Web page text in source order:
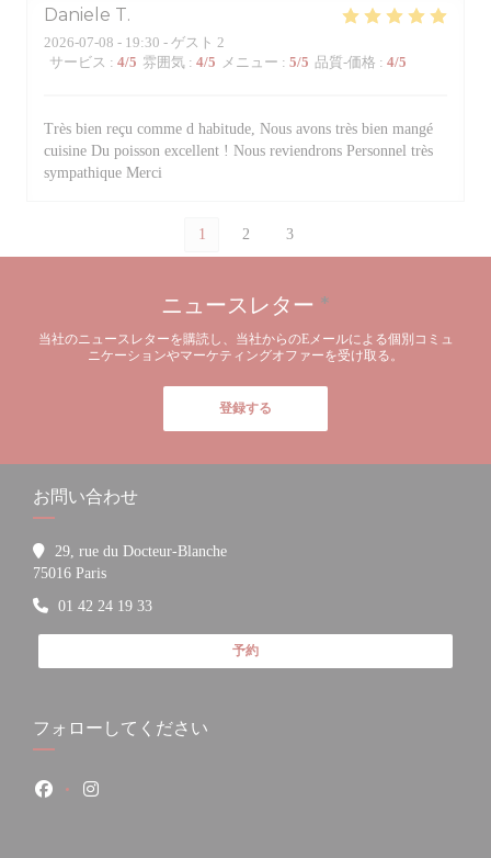
Daniele T
2026-07-08 - 19:30 - ゲスト 2
サービス : 4/5 雰囲気 : 4/5 メニュー : 5/5 品質-価格 : 4/5
Très bien reçu comme d habitude, Nous avons très bien mangé
cuisine Du poisson excellent ! Nous reviendrons Personnel très
sympathique Merci
1 2 3
ニュースレター *
当社のニュースレターを購読し、当社からのEメールによる個別コミュ
ニケーションやマーケティングオファーを受け取る。
登録する
お問い合わせ
29, rue du Docteur-Blanche
75016 Paris((新しいウィンドウで開きます))
01 42 24 19 33
予約
フォローしてください
Facebook ((新しいウィンドウで開きます))
Instagram ((新しいウィンドウで開きます))